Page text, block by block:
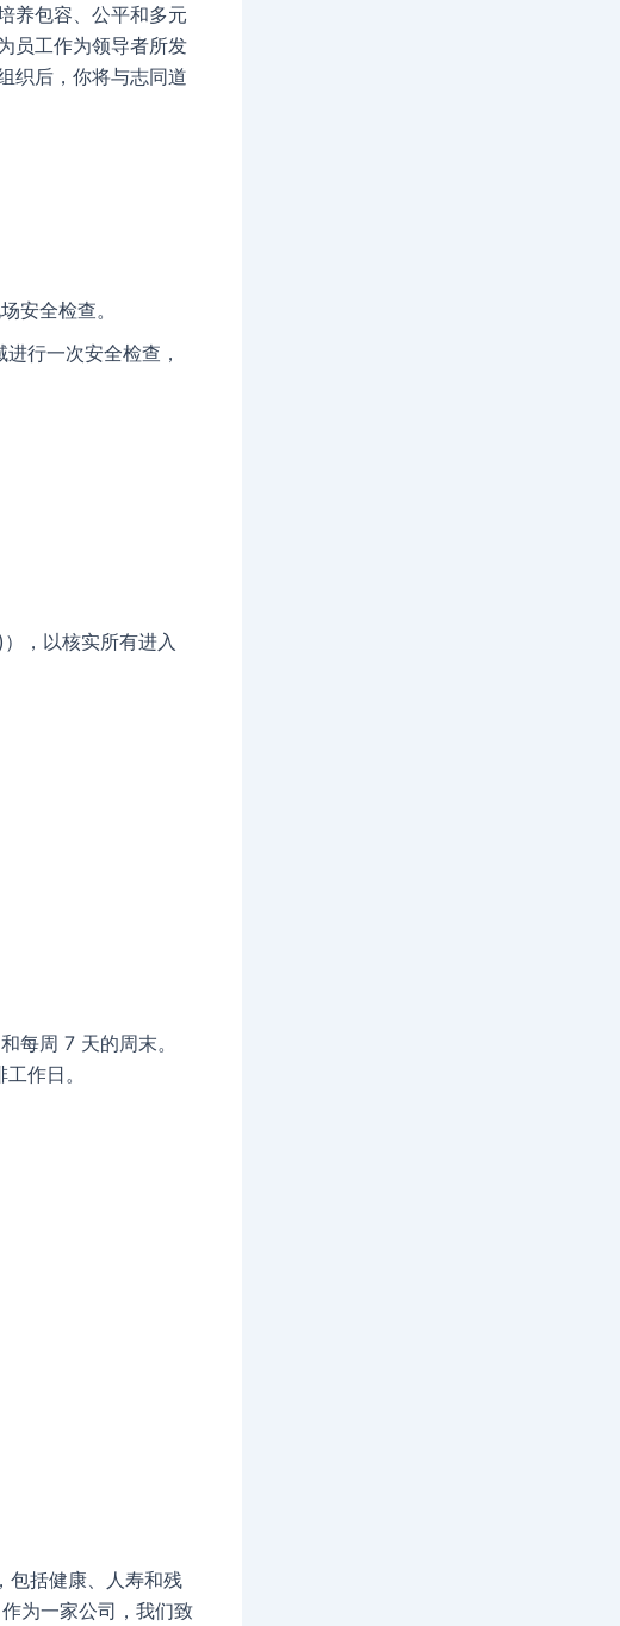
养包容、公平和多元
员工作为领导者所发
织后，你将与志同道
安全检查。
行一次安全检查，
，以核实所有进入
每周 7 天的周末。
作日。
包括健康、人寿和残
为一家公司，我们致